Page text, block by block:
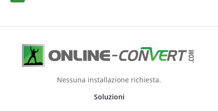
Nessuna installazione richiesta.
Soluzioni